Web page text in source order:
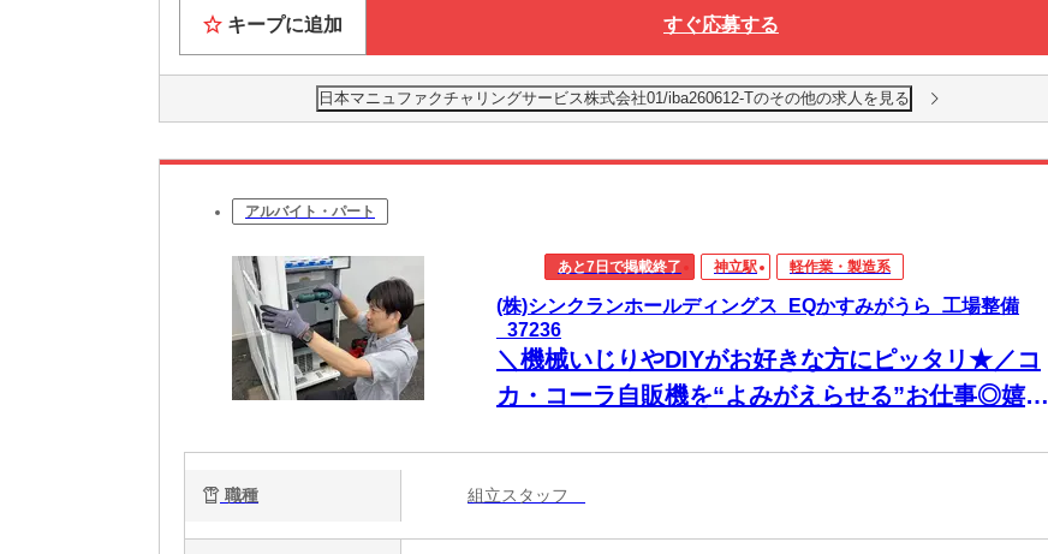
キープに追加 すぐ応募する
日本マニュファクチャリングサービス株式会社01/iba260612-Tのその他の求人を見る
アルバイト・パート
あと7日で掲載終了 神立駅 軽作業・製造系
(株)シンクランホールディングス_EQかすみがうら_工場整備
_37236
＼機械いじりやDIYがお好きな方にピッタリ★／コ
カ・コーラ自販機を“よみがえらせる”お仕事◎嬉し
職種 組立スタッフ